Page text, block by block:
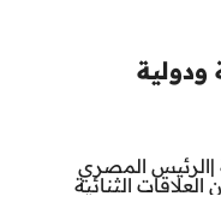
ودولية
|الرئيس المصري
الثنائية